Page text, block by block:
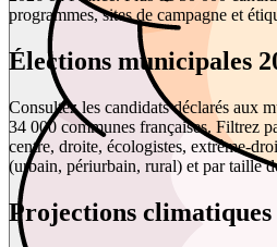
programmes, sites de campagne et
Élections municipales
Consultez les candidats déclarés aux
34 000 communes françaises. Filtrez
centre, droite, écologistes, extrême-
(urbain, périurbain, rural) et par taille
Projections